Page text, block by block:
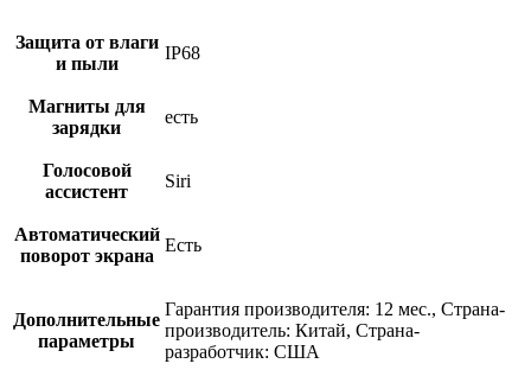
Защита от влаги
и пыли
IP68
Магниты для
зарядки
есть
Голосовой
ассистент
Siri
Автоматический
поворот экрана
Есть
Дополнительные
параметры
Гарантия производителя: 12 мес., Страна-
производитель: Китай, Страна-
разработчик: США